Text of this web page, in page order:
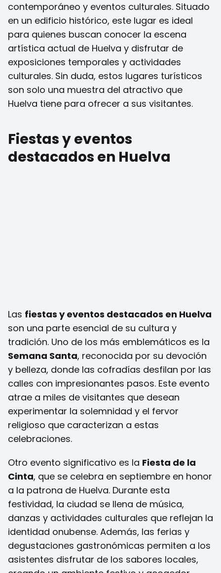
contemporáneo y eventos culturales. Situado
en un edificio histórico, este lugar es ideal
para quienes buscan conocer la escena
artística actual de Huelva y disfrutar de
exposiciones temporales y actividades
culturales. Sin duda, estos lugares turísticos
son solo una muestra del atractivo que
Huelva tiene para ofrecer a sus visitantes.
Fiestas y eventos
destacados en Huelva
Las fiestas y eventos destacados en Huelva
son una parte esencial de su cultura y
tradición. Uno de los más emblemáticos es la
Semana Santa, reconocida por su devoción
y belleza, donde las cofradías desfilan por las
calles con impresionantes pasos. Este evento
atrae a miles de visitantes que desean
experimentar la solemnidad y el fervor
religioso que caracterizan a estas
celebraciones.
Otro evento significativo es la Fiesta de la
Cinta, que se celebra en septiembre en honor
a la patrona de Huelva. Durante esta
festividad, la ciudad se llena de música,
danzas y actividades culturales que reflejan la
identidad onubense. Además, las ferias y
degustaciones gastronómicas permiten a los
asistentes disfrutar de los sabores locales,